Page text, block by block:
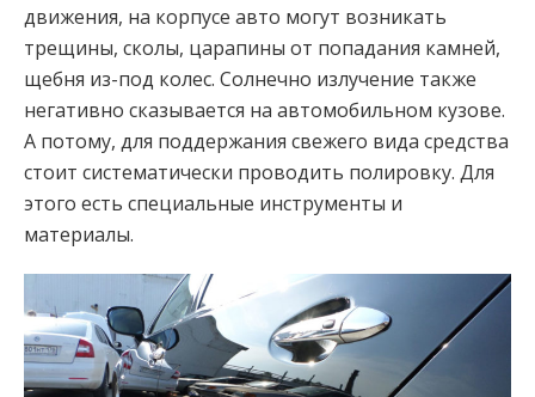
движения, на корпусе авто могут возникать
трещины, сколы, царапины от попадания камней,
щебня из-под колес. Солнечно излучение также
негативно сказывается на автомобильном кузове.
А потому, для поддержания свежего вида средства
стоит систематически проводить полировку. Для
этого есть специальные инструменты и
материалы.